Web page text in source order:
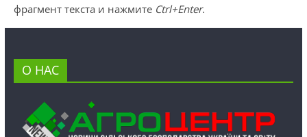
фрагмент текста и нажмите Ctrl+Enter.
О НАС